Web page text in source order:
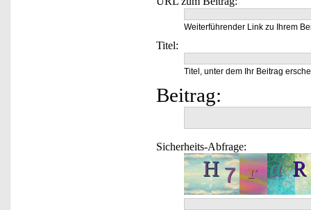
Weiterführender Link zu Ihrem
Titel:
Titel, unter dem Ihr Beitrag
Beitrag:
Sicherheits-Abfrage: